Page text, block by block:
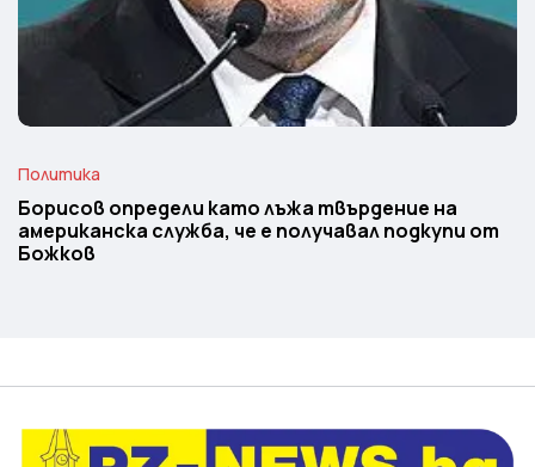
Политика
Борисов определи като лъжа твърдение на
американска служба, че е получавал подкупи от
Божков